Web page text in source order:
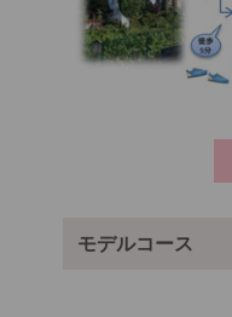
モデルコース